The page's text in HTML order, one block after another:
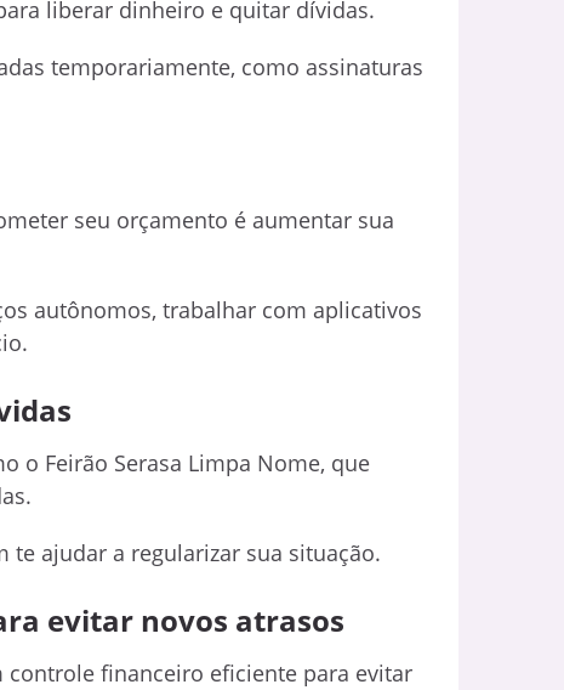
liberar dinheiro e quitar dívidas.
temporariamente, como assinaturas
seu orçamento é aumentar sua
autônomos, trabalhar com aplicativos
o Feirão Serasa Limpa Nome, que
te ajudar a regularizar sua situação.
evitar novos atrasos
financeiro eficiente para evitar